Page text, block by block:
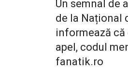
Un semnal de
de la Național
informează că
apel, codul
fanatik.ro